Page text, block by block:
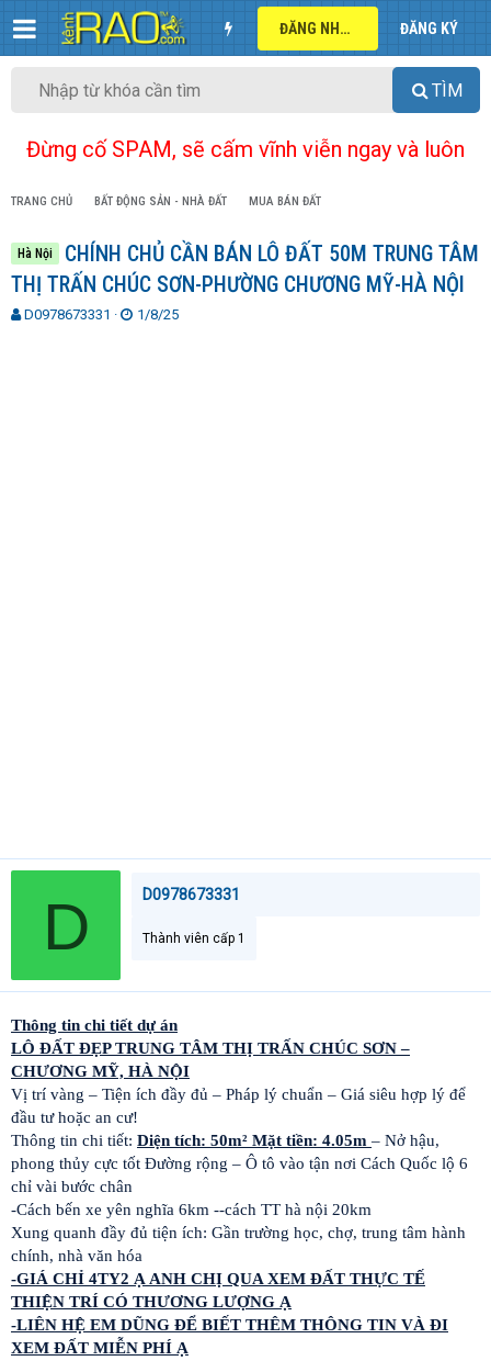
ĐĂNG NHẬP ĐĂNG KÝ
TÌM
Đừng cố SPAM, sẽ cấm vĩnh viễn ngay và luôn
TRANG CHỦ BẤT ĐỘNG SẢN - NHÀ ĐẤT MUA BÁN ĐẤT
Hà Nội
CHÍNH CHỦ CẦN BÁN LÔ ĐẤT 50M TRUNG TÂM
THỊ TRẤN CHÚC SƠN-PHƯỜNG CHƯƠNG MỸ-HÀ NỘI
T
D0978673331
N1/8/25
D D0978673331
Thành viên cấp 1
Thông tin chi tiết dự án
LÔ ĐẤT ĐẸP TRUNG TÂM THỊ TRẤN CHÚC SƠN –
CHƯƠNG MỸ, HÀ NỘI
Vị trí vàng – Tiện ích đầy đủ – Pháp lý chuẩn – Giá siêu hợp lý để
đầu tư hoặc an cư!
Thông tin chi tiết: Diện tích: 50m² Mặt tiền: 4.05m – Nở hậu,
phong thủy cực tốt Đường rộng – Ô tô vào tận nơi Cách Quốc lộ 6
chỉ vài bước chân
-Cách bến xe yên nghĩa 6km --cách TT hà nội 20km
Xung quanh đầy đủ tiện ích: Gần trường học, chợ, trung tâm hành
chính, nhà văn hóa
-GIÁ CHỈ 4TY2 Ạ ANH CHỊ QUA XEM ĐẤT THỰC TẾ
THIỆN TRÍ CÓ THƯƠNG LƯỢNG Ạ
-LIÊN HỆ EM DŨNG ĐỂ BIẾT THÊM THÔNG TIN VÀ ĐI
XEM ĐẤT MIỄN PHÍ Ạ